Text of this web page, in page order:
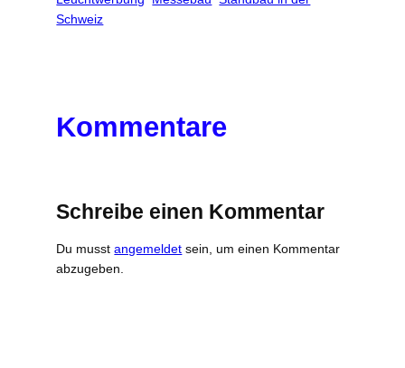
Schweiz
Kommentare
Schreibe einen Kommentar
Du musstangemeldet sein, um einen Kommentar
abzugeben.